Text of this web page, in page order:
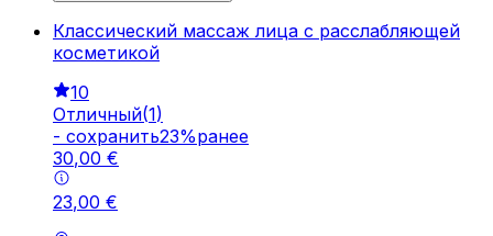
Классический массаж лица с расслабляющей
косметикой
10
Отличный(1)
- cохранить23%ранее
30,00 €
23,00 €